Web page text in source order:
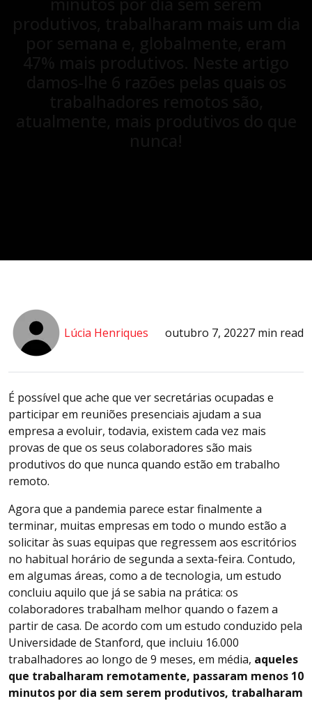
Lúcia Henriques outubro 7, 20227 min read
É possível que ache que ver secretárias ocupadas e
participar em reuniões presenciais ajudam a sua
empresa a evoluir, todavia, existem cada vez mais
provas de que os seus colaboradores são mais
produtivos do que nunca quando estão em trabalho
remoto.
Agora que a pandemia parece estar finalmente a
terminar, muitas empresas em todo o mundo estão a
solicitar às suas equipas que regressem aos escritórios
no habitual horário de segunda a sexta-feira. Contudo,
em algumas áreas, como a de tecnologia, um estudo
concluiu aquilo que já se sabia na prática: os
colaboradores trabalham melhor quando o fazem a
partir de casa. De acordo com um estudo conduzido pela
Universidade de Stanford, que incluiu 16.000
trabalhadores ao longo de 9 meses, em média, aqueles
que trabalharam remotamente, passaram menos 10
minutos por dia sem serem produtivos, trabalharam